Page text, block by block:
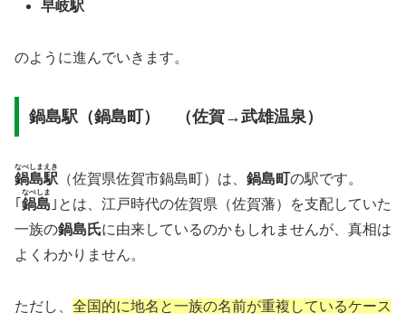
早岐駅
のように進んでいきます。
鍋島駅（鍋島町） （佐賀→武雄温泉）
鍋島駅
なべしまえき
（佐賀県佐賀市鍋島町）は、 鍋島町の駅です。
｢ 鍋島
なべしま
｣とは、江戸時代の佐賀県（佐賀藩）を支配していた
一族の鍋島氏に由来しているのかもしれませんが、真相は
よくわかりません。
ただし、 全国的に地名と一族の名前が重複しているケース